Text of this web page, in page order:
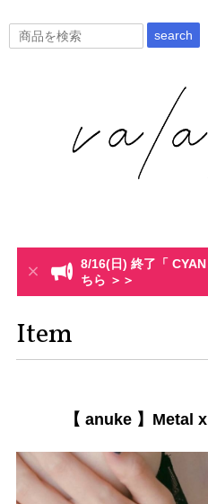
search
8/16(日) 終了「
ちら ＞＞
Item
【 anuke 】Metal